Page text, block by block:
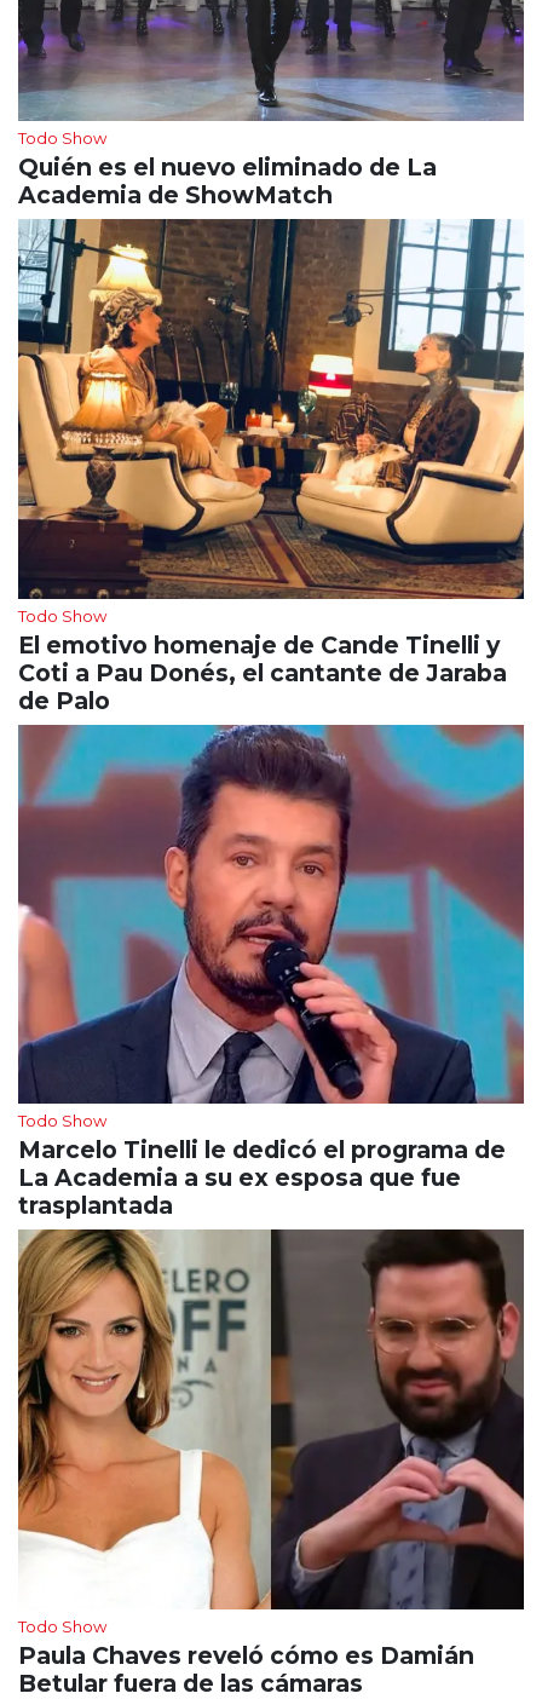
Todo Show
Quién es el nuevo eliminado de La
Academia de ShowMatch
Todo Show
El emotivo homenaje de Cande Tinelli y
Coti a Pau Donés, el cantante de Jaraba
de Palo
Todo Show
Marcelo Tinelli le dedicó el programa de
La Academia a su ex esposa que fue
trasplantada
Todo Show
Paula Chaves reveló cómo es Damián
Betular fuera de las cámaras